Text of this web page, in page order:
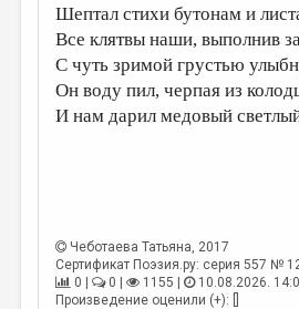
КОНКУРСЫ
ДЕТСКАЯ КОМНАТА
КНИЖНАЯ ПОЛКА
ОБЗОР ЛИТЕРАТУРЫ
КОЛОНКА РЕДАКТОРА
РЕДКОЛЛЕГИЯ
Шептал стихи бутонам и
Все клятвы наши, выполнив
С чуть зримой грустью
Он воду пил, черпая из
И нам дарил медовый
Чеботаева Татьяна, 2017
Сертификат Поэзия.ру: серия 557 №
0 |
0 | 1155 |
10.08.2026.
Произведение оценили (+): []